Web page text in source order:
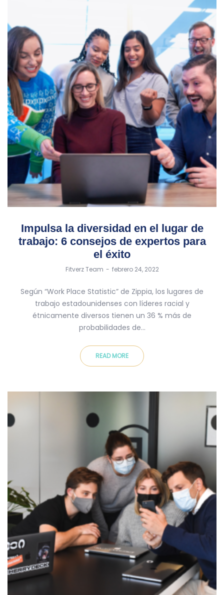
Impulsa la diversidad en el lugar de
trabajo: 6 consejos de expertos para
el éxito
by
Fitverz Team febrero 24, 2022
Según “Work Place Statistic” de Zippia, los lugares de
trabajo estadounidenses con líderes racial y
étnicamente diversos tienen un 36 % más de
probabilidades de…
READ MORE